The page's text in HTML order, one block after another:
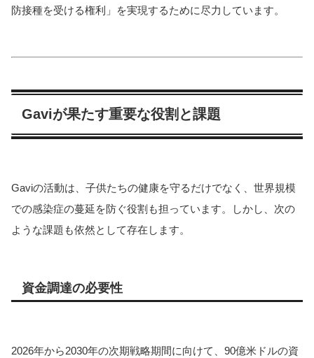
防接種を受ける権利」を実現するために尽力しています。
Gaviが果たす重要な役割と課題
Gaviの活動は、子供たちの健康を守るだけでなく、世界規模
での感染症の蔓延を防ぐ役割も担っています。しかし、次の
ような課題も依然として存在します。
資金調達の必要性
2026年から2030年の次期戦略期間に向けて、90億米ドルの資